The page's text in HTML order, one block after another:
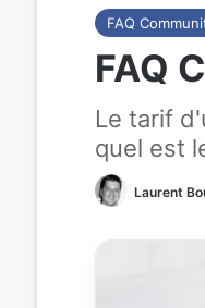
FAQ
FAQ
Le tarif
quel est
Laurent